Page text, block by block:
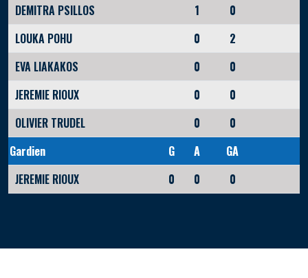
DEMITRA PSILLOS
1
0
LOUKA POHU
0
2
EVA LIAKAKOS
0
0
JEREMIE RIOUX
0
0
OLIVIER TRUDEL
0
0
Gardien
G A
GA
JEREMIE RIOUX
0 0 0